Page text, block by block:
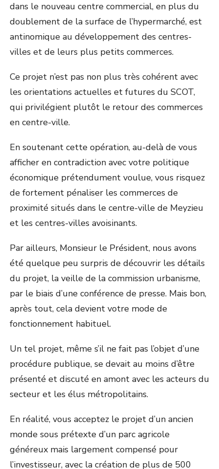
dans le nouveau centre commercial, en plus du
doublement de la surface de l’hypermarché, est
antinomique au développement des centres-
villes et de leurs plus petits commerces.
Ce projet n’est pas non plus très cohérent avec
les orientations actuelles et futures du SCOT,
qui privilégient plutôt le retour des commerces
en centre-ville.
En soutenant cette opération, au-delà de vous
afficher en contradiction avec votre politique
économique prétendument voulue, vous risquez
de fortement pénaliser les commerces de
proximité situés dans le centre-ville de Meyzieu
et les centres-villes avoisinants.
Par ailleurs, Monsieur le Président, nous avons
été quelque peu surpris de découvrir les détails
du projet, la veille de la commission urbanisme,
par le biais d’une conférence de presse. Mais bon,
après tout, cela devient votre mode de
fonctionnement habituel.
Un tel projet, même s’il ne fait pas l’objet d’une
procédure publique, se devait au moins d’être
présenté et discuté en amont avec les acteurs du
secteur et les élus métropolitains.
En réalité, vous acceptez le projet d’un ancien
monde sous prétexte d’un parc agricole
généreux mais largement compensé pour
l’investisseur, avec la création de plus de 500